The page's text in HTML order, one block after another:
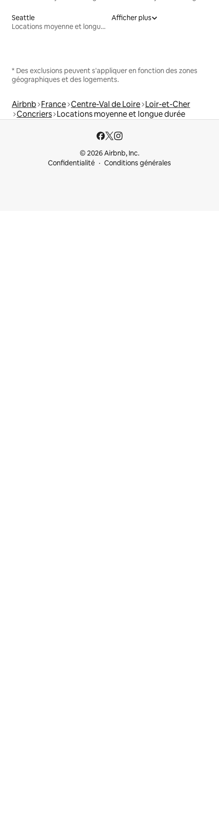
Seattle
Locations moyenne et longue durée
Afficher plus
* Des exclusions peuvent s'appliquer en fonction des zones
géographiques et des logements.
Airbnb France Centre-Val de Loire Loir-et-Cher
Concriers Locations moyenne et longue durée
© 2026 Airbnb, Inc.
Confidentialité
Conditions générales